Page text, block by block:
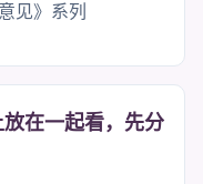
见》系列
在一起看，先分